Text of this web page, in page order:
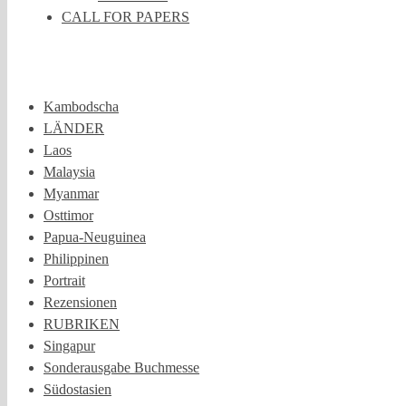
CALL FOR PAPERS
Kambodscha
LÄNDER
Laos
Malaysia
Myanmar
Osttimor
Papua-Neuguinea
Philippinen
Portrait
Rezensionen
RUBRIKEN
Singapur
Sonderausgabe Buchmesse
Südostasien